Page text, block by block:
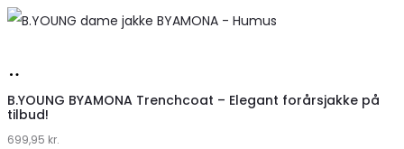
hos
B.YOUNG BYAMONA Trenchcoat – Elegant forårsjakke på
tilbud!
699,95 kr.